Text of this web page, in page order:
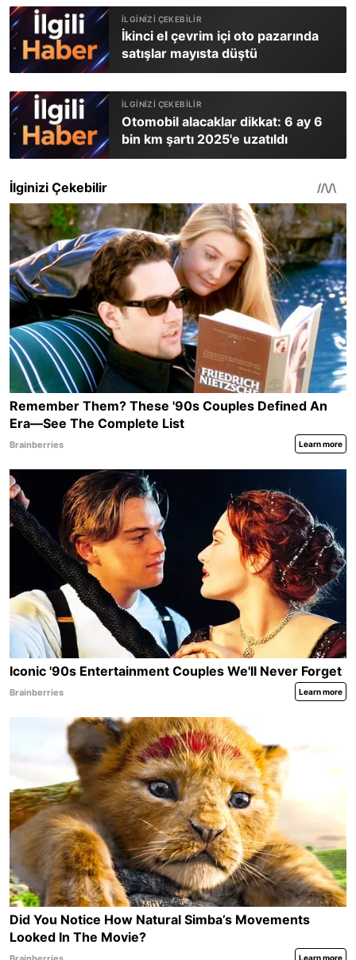
İkinci el çevrim içi oto pazarında
satışlar mayısta düştü
Otomobil alacaklar dikkat: 6 ay 6
bin km şartı 2025'e uzatıldı